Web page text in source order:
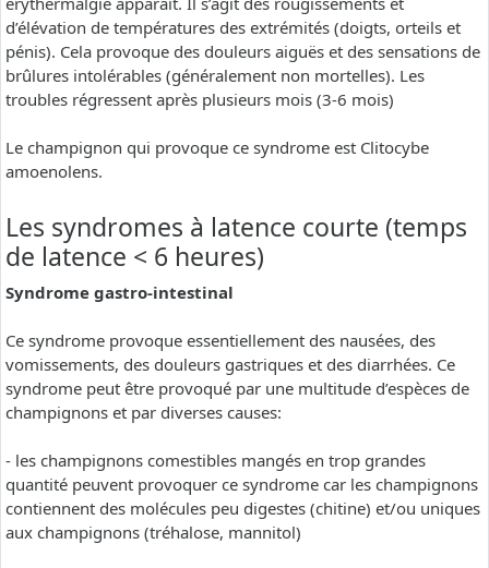
d’élévation de températures des extrémités (doigts, orteils et
pénis). Cela provoque des douleurs aiguës et des sensations de
brûlures intolérables (généralement non mortelles). Les
troubles régressent après plusieurs mois (3-6 mois)
Le champignon qui provoque ce syndrome est Clitocybe
amoenolens.
Les syndromes à latence courte (temps
de latence < 6 heures)
Syndrome gastro-intestinal
Ce syndrome provoque essentiellement des nausées, des
vomissements, des douleurs gastriques et des diarrhées. Ce
syndrome peut être provoqué par une multitude d’espèces de
champignons et par diverses causes:
- les champignons comestibles mangés en trop grandes
quantité peuvent provoquer ce syndrome car les champignons
contiennent des molécules peu digestes (chitine) et/ou uniques
aux champignons (tréhalose, mannitol)